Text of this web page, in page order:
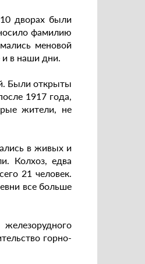
дворах были
фамилию
меновой
и в наши дни.
Были открыты
1917 года,
жители, не
в живых и
Колхоз, едва
21 человек.
все больше
горно-